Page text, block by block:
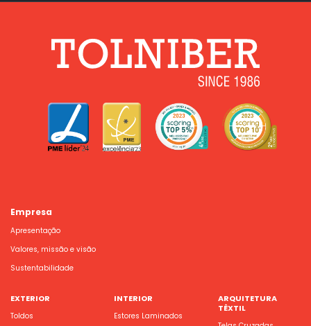
Empresa
Apresentação
Valores, missão e visão
Sustentabilidade
EXTERIOR
Toldos
INTERIOR
Estores Laminados
ARQUITETURA
TÊXTIL